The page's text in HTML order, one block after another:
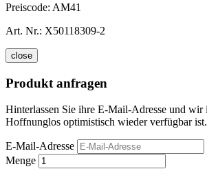
Preiscode: AM41
Art. Nr.: X50118309-2
close
Produkt anfragen
Hinterlassen Sie ihre E-Mail-Adresse und wir
Hoffnunglos optimistisch wieder verfügbar ist.
E-Mail-Adresse
Menge